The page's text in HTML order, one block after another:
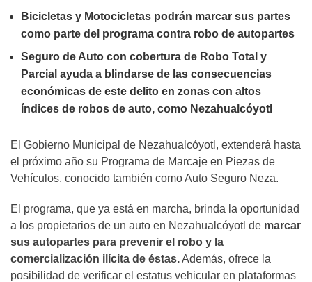
Bicicletas y Motocicletas podrán marcar sus partes
como parte del programa contra robo de autopartes
Seguro de Auto con cobertura de Robo Total y
Parcial ayuda a blindarse de las consecuencias
económicas de este delito en zonas con altos
índices de robos de auto, como Nezahualcóyotl
El Gobierno Municipal de Nezahualcóyotl, extenderá hasta
el próximo año su Programa de Marcaje en Piezas de
Vehículos, conocido también como Auto Seguro Neza.
El programa, que ya está en marcha, brinda la oportunidad
a los propietarios de un auto en Nezahualcóyotl de marcar
sus autopartes para prevenir el robo y la
comercialización ilícita de éstas.Además, ofrece la
posibilidad de verificar el estatus vehicular en plataformas